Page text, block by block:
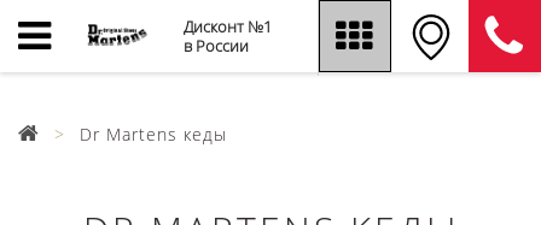
Дисконт №1
в России
Dr Martens кеды